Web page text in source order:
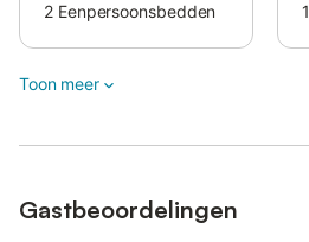
2 Eenpersoonsbedden
1
Toon meer
Gastbeoordelingen